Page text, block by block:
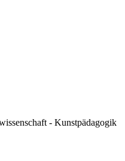
- Kunstpädagogik